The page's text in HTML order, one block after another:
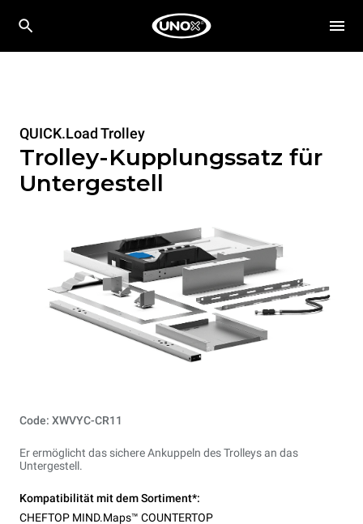
QUICK.Load Trolley
Trolley-Kupplungssatz für
Untergestell
Code: XWVYC-CR11
Er ermöglicht das sichere Ankuppeln des Trolleys an das
Untergestell.
Kompatibilität mit dem Sortiment*:
CHEFTOP MIND.Maps™ COUNTERTOP